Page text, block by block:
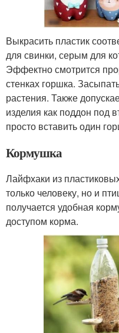
Выкрасить пластик
для свинки, серым для
Эффектно смотрится
стенках горшка.
растения. Также
изделия как поддон под
просто вставить один
Кормушка
Лайфхаки из
только человеку, но и
получается удобная
доступом корма.